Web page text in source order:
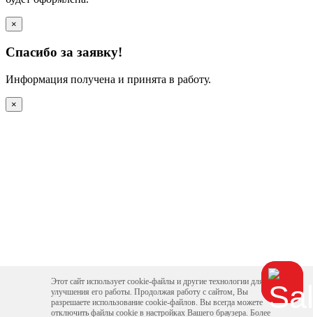
×
Спасибо за заявку!
Информация получена и принята в работу.
×
Этот сайт использует cookie-файлы и другие технологии для
улучшения его работы. Продолжая работу с сайтом, Вы
разрешаете использование cookie-файлов. Вы всегда можете
отключить файлы cookie в настройках Вашего браузера. Более